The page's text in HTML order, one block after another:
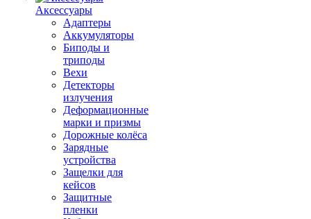
Аксессуары
Адаптеры
Аккумуляторы
Биподы и
триподы
Вехи
Детекторы
излучения
Деформационные
марки и призмы
Дорожные колёса
Зарядные
устройства
Защелки для
кейсов
Защитные
пленки